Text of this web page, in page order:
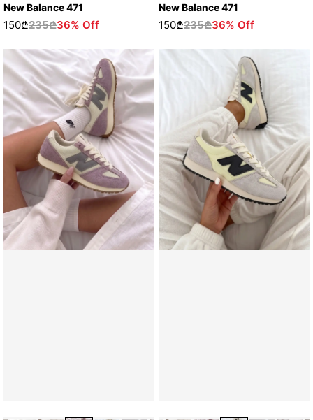
New Balance 471
150₾235₾36% Off
New Balance 471
150₾235₾36% Off